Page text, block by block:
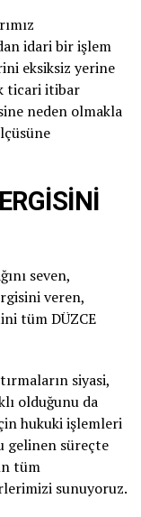
idari bir işlem
eksiksiz yerine
ticari itibar
neden olmakla
seven,
veren,
tüm DÜZCE
siyasi,
olduğunu da
hukuki işlemleri
gelinen süreçte
tüm
sunuyoruz.